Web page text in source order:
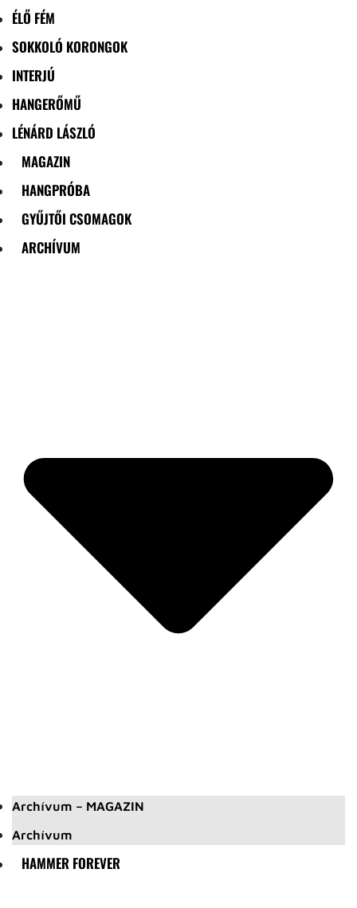
ÉLŐ FÉM
SOKKOLÓ KORONGOK
INTERJÚ
HANGERŐMŰ
LÉNÁRD LÁSZLÓ
MAGAZIN
HANGPRÓBA
GYŰJTŐI CSOMAGOK
ARCHÍVUM
Archívum – MAGAZIN
Archívum
HAMMER FOREVER